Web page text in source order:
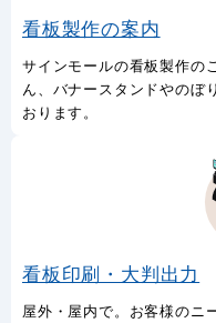
看板製作の案内
サインモールの看板製作の
ん、バナースタンドやのぼ
おります。
看板印刷・大判出力
屋外・屋内で。お客様のニ